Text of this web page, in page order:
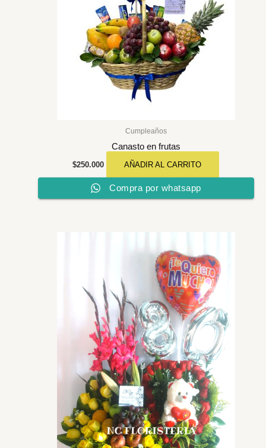
Cumpleaños
Canasto en frutas
$250.000 AÑADIR AL CARRITO
Compra por whatsapp